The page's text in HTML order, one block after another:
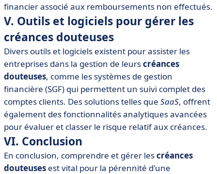
financier associé aux remboursements non effectués.
V. Outils et logiciels pour gérer les
créances douteuses
Divers outils et logiciels existent pour assister les
entreprises dans la gestion de leurscréances
douteuses, comme les systèmes de gestion
financière (SGF) qui permettent un suivi complet des
comptes clients. Des solutions telles que SaaS, offrent
également des fonctionnalités analytiques avancées
pour évaluer et classer le risque relatif aux créances.
VI. Conclusion
En conclusion, comprendre et gérer lescréances
douteuses est vital pour la pérennité d'une